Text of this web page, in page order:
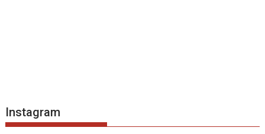
Instagram